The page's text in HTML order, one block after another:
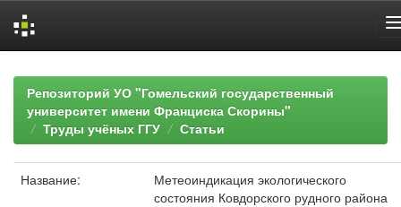
navigationРепозиторий УО "Гомельский государственный
университет имени Франциска Скорины"
Труды учёных ГГУ
Статьи
Название:
Метеоиндикация экологического
состояния Ковдорского рудного района